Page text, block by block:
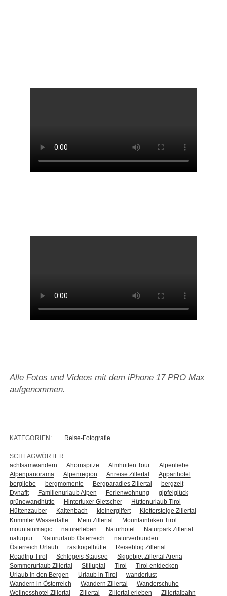
Alle Fotos und Videos mit dem iPhone 17 PRO Max
aufgenommen.
KATEGORIEN: Reise-Fotografie
SCHLAGWÖRTER:
achtsamwandern
Ahornspitze Almhütten Tour
Alpenliebe
Alpenpanorama
Alpenregion Anreise Zillertal
Apparthotel
bergliebe
bergmomente Bergparadies Zillertal
bergzeit
Dynafit
Familienurlaub Alpen Ferienwohnung
gipfelglück
grünewandhütte
Hintertuxer Gletscher
Hüttenurlaub Tirol
Hüttenzauber
Kaltenbach kleinergilfert
Klettersteige Zillertal
Krimmler Wasserfälle
Mein Zillertal
Mountainbiken Tirol
mountainmagic
naturerleben Naturhotel
Naturpark Zillertal
naturpur
Natururlaub Österreich
naturverbunden
Österreich Urlaub
rastkogelhütte
Reiseblog Zillertal
Roadtrip Tirol
Schlegeis Stausee
Skigebiet Zillertal Arena
Sommerurlaub Zillertal
Stilluptal Tirol
Tirol entdecken
Urlaub in den Bergen
Urlaub in Tirol
wanderlust
Wandern in Österreich
Wandern Zillertal
Wanderschuhe
Wellnesshotel Zillertal
Zillertal Zillertal erleben Zillertalbahn